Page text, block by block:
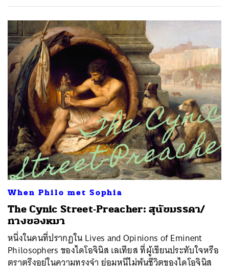
When Philo met Sophia
The Cynic Street-Preacher: สุนัขมรรคา/
ทางของหมา
หนึ่งในคนที่ปรากฏใน Lives and Opinions of Eminent
Philosophers ของไดโอจินิส เลเทียส ที่ผู้เขียนประทับใจหรือ
ตราตรึงอยู่ในความทรงจำ ย่อมหนีไม่พ้นชีวิตของไดโอจินิส